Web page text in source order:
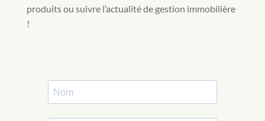
produits ou suivre l’actualité de gestion immobilière
!